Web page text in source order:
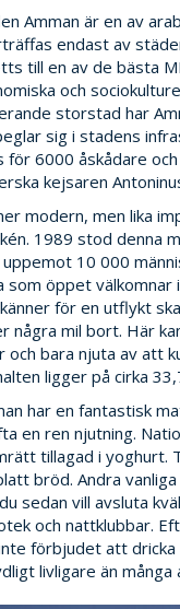
Amman är en av
endast av
till en av de bästa
och
storstad har
sig i stadens
för 6000 åskådare
kejsaren
modern, men lika
1989 stod denna
10 000
som öppet välkomnar
för en utflykt
några mil bort. Här
och bara njuta av att
ligger på cirka
har en fantastisk
en ren njutning.
tillagad i yoghurt.
bröd. Andra
sedan vill avsluta
och nattklubbar.
förbjudet att
livligare än många